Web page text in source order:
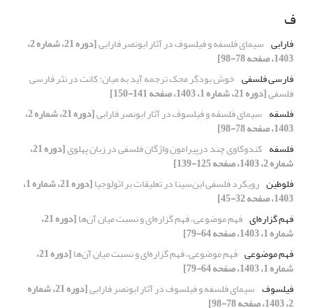
ف
فارابی سیمای فلسفه و فیلسوف در آثار ابونصر فارابی [دوره 21، شماره 2،
1403، صفحه 78-98]
فارسی فلسفی خوش بودگر محک ترجمه آید به میان: کانت در نثر فارسی
فلسفی[دوره 21، شماره 1، 1403، صفحه 141-150]
فلسفه سیمای فلسفه و فیلسوف در آثار ابونصر فارابی [دوره 21، شماره 2،
1403، صفحه 78-98]
فلسفه کندوکاوی چند درپیرامونِ واژگان فلسفی در زبان پهلوی [دوره 21،
شماره 2، 1403، صفحه 125-139]
فلوطین رویکرد فلسفی ابن‌سینا در تعلیقات بر اثولوجیا [دوره 21، شماره 1،
1403، صفحه 32-45]
فهم گزاره‌ای فهم موضوعی، فهم گزاره‌ای و نسبت میان آن‌ها [دوره 21،
شماره 1، 1403، صفحه 64-79]
فهم موضوعی فهم موضوعی، فهم گزاره‌ای و نسبت میان آن‌ها [دوره 21،
شماره 1، 1403، صفحه 64-79]
فیلسوف سیمای فلسفه و فیلسوف در آثار ابونصر فارابی [دوره 21، شماره
2، 1403، صفحه 78-98]